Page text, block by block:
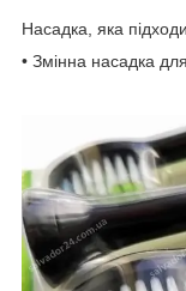
Насадка, яка
• Змінна насадка